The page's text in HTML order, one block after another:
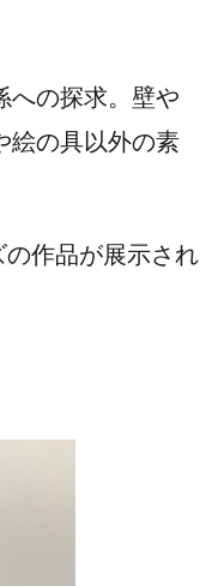
への探求。壁や
絵の具以外の素
作品が展示され